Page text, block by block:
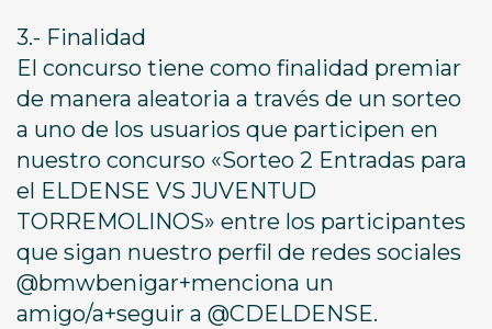
3.- Finalidad
El concurso tiene como finalidad premiar
de manera aleatoria a través de un sorteo
a uno de los usuarios que participen en
nuestro concurso «Sorteo 2 Entradas para
el ELDENSE VS JUVENTUD
TORREMOLINOS» entre los participantes
que sigan nuestro perfil de redes sociales
@bmwbenigar+menciona un
amigo/a+seguir a @CDELDENSE.